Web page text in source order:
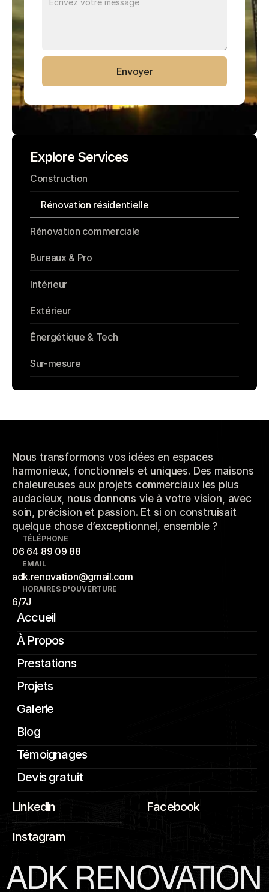
Envoyer
Explore Services
Construction
Rénovation résidentielle
Rénovation commerciale
Bureaux & Pro
Intérieur
Extérieur
Énergétique & Tech
Sur-mesure
Nous transformons vos idées en espaces
harmonieux, fonctionnels et uniques. Des maisons
chaleureuses aux projets commerciaux les plus
audacieux, nous donnons vie à votre vision, avec
soin, précision et passion. Et si on construisait
quelque chose d’exceptionnel, ensemble ?
TÉLÉPHONE
06 64 89 09 88
EMAIL
adk.renovation@gmail.com
HORAIRES D'OUVERTURE
6/7J
Accueil
À Propos
Prestations
Projets
Galerie
Blog
Témoignages
Devis gratuit
Linkedin Facebook
Instagram
ADK RENOVATION